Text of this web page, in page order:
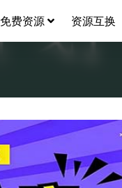
免费资源 资源互换